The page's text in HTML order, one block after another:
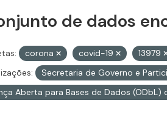
de dados
corona covid-19 13979
Secretaria de Governo e
Aberta para Bases de Dados